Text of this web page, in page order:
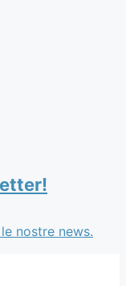
nostre news.